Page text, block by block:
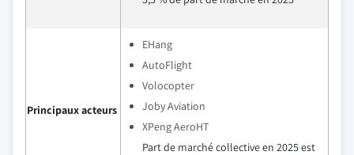
Principaux acteurs
EHang
AutoFlight
Volocopter
Joby Aviation
XPeng AeroHT
Part de marché collective en 2025 est